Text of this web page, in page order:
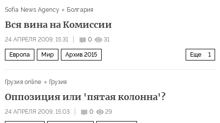
Sofia News Agency Болгария
Вся вина на Комиссии
24 АПРЕЛЯ 2009, 15:31 0 31
Еще 1
Европа Мир Архив 2015
Грузия online
Грузия
Оппозиция или 'пятая колонна'?
24 АПРЕЛЯ 2009, 15:03 0 29